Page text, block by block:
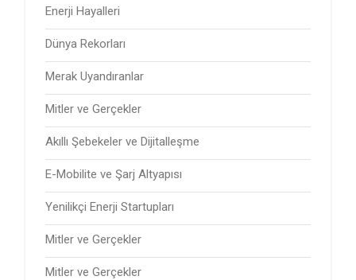
Enerji Hayalleri
Dünya Rekorları
Merak Uyandıranlar
Mitler ve Gerçekler
Akıllı Şebekeler ve Dijitalleşme
E-Mobilite ve Şarj Altyapısı
Yenilikçi Enerji Startupları
Mitler ve Gerçekler
Mitler ve Gerçekler